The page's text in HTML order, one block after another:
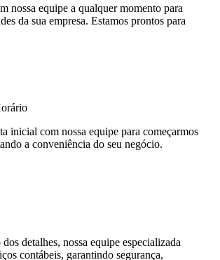
nossa equipe a qualquer momento para
da sua empresa. Estamos prontos para
inicial com nossa equipe para começarmos
a conveniência do seu negócio.
detalhes, nossa equipe especializada
contábeis, garantindo segurança,